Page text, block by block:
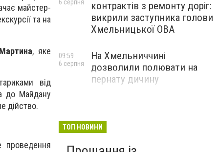
майстер-
та на
, яке
від
до Майдану
дійство.
проведення
контрактів з ремонту доріг:
викрили заступника голови
Хмельницької ОВА
6 серпня
На Хмельниччині
дозволили полювати на
пернату дичину
09:59
6 серпня
ТОП НОВИНИ